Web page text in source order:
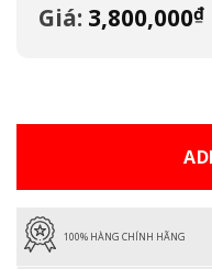
Giá: 3,800,000₫
100% HÀNG CHÍNH HÃNG